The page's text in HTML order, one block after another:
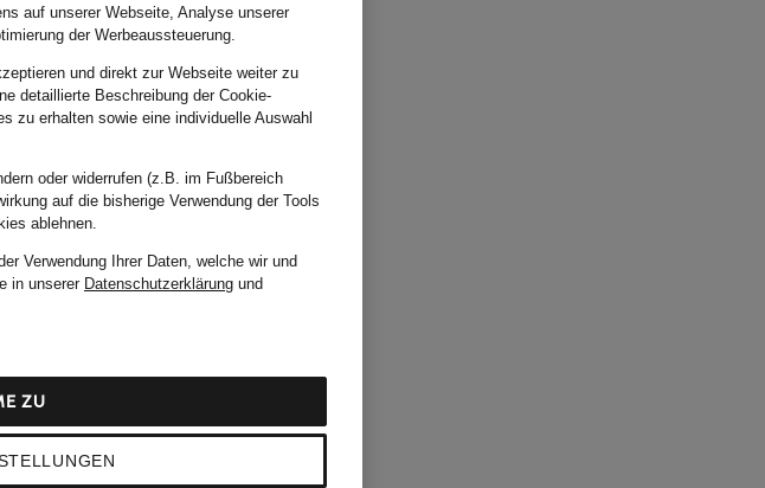
auf unserer Webseite, Analyse unserer
der Werbeaussteuerung.
und direkt zur Webseite weiter zu
detaillierte Beschreibung der Cookie-
zu erhalten sowie eine individuelle Auswahl
oder widerrufen (z.B. im Fußbereich
auf die bisherige Verwendung der Tools
ablehnen.
Verwendung Ihrer Daten, welche wir und
in unserer Datenschutzerklärung und
ZU